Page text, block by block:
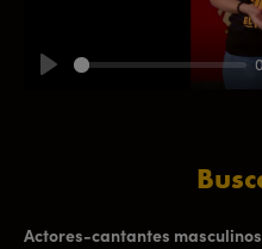
Actores-cantantes